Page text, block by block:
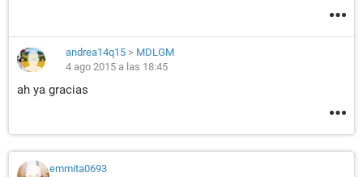
andrea14q15 > MDLGM
4 ago 2015 a las 18:45
ah ya gracias
emmita0693